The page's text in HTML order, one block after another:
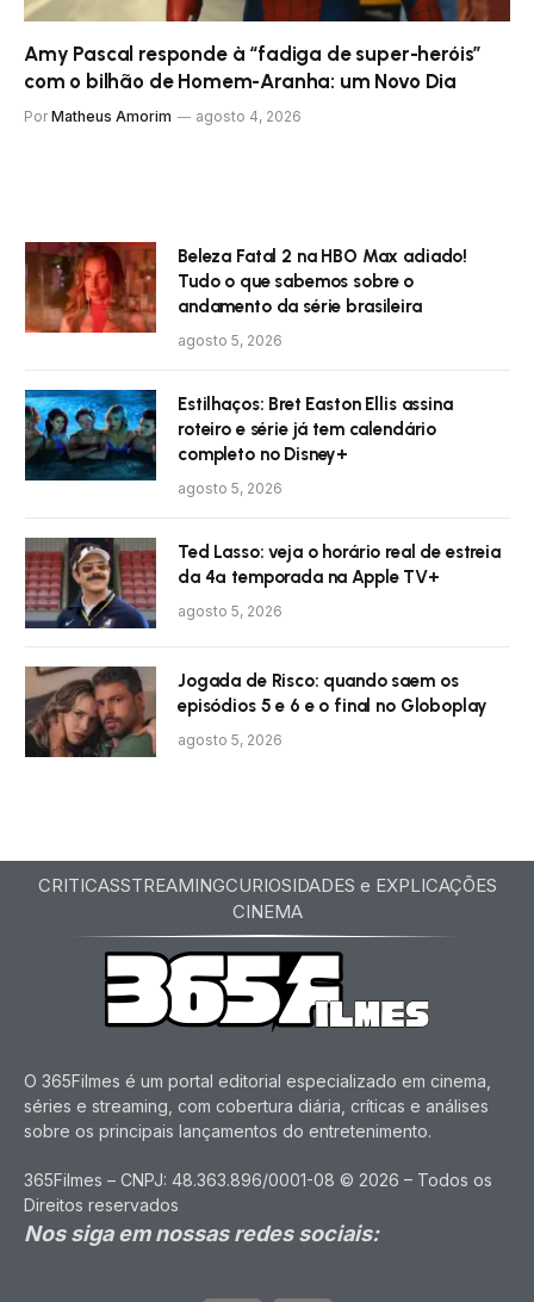
Amy Pascal responde à “fadiga de super-heróis”
com o bilhão de Homem-Aranha: um Novo Dia
Por Matheus Amorim agosto 4, 2026
Beleza Fatal 2 na HBO Max adiado!
Tudo o que sabemos sobre o
andamento da série brasileira
agosto 5, 2026
Estilhaços: Bret Easton Ellis assina
roteiro e série já tem calendário
completo no Disney+
agosto 5, 2026
Ted Lasso: veja o horário real de estreia
da 4ª temporada na Apple TV+
agosto 5, 2026
Jogada de Risco: quando saem os
episódios 5 e 6 e o final no Globoplay
agosto 5, 2026
CRITICASSTREAMINGCURIOSIDADES e EXPLICAÇÕES
CINEMA
O 365Filmes é um portal editorial especializado em cinema,
séries e streaming, com cobertura diária, críticas e análises
sobre os principais lançamentos do entretenimento.
365Filmes – CNPJ: 48.363.896/0001-08 © 2026 – Todos os
Direitos reservados
Nos siga em nossas redes sociais: